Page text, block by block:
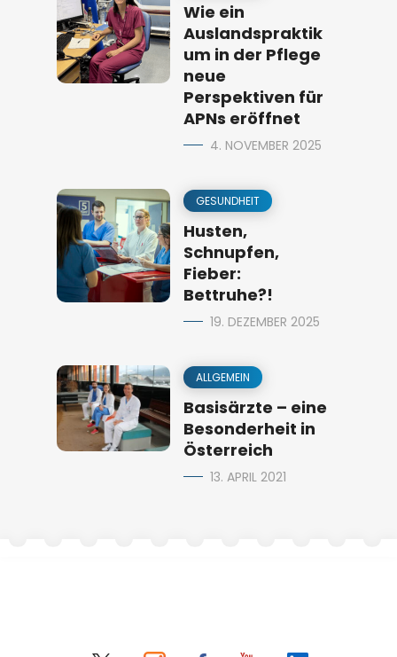
Wie ein
Auslandspraktik
um in der Pflege
neue
Perspektiven für
APNs eröffnet
4. NOVEMBER 2025
GESUNDHEIT
Husten,
Schnupfen,
Fieber:
Bettruhe?!
19. DEZEMBER 2025
ALLGEMEIN
Basisärzte – eine
Besonderheit in
Österreich
13. APRIL 2021